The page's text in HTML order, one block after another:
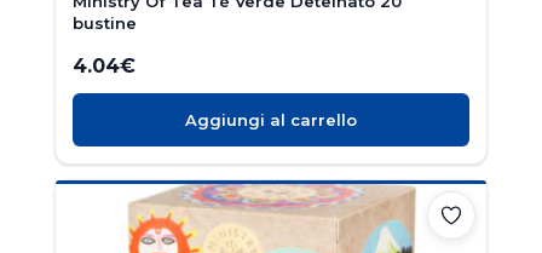
bustine
4.04€
Aggiungi al carrello